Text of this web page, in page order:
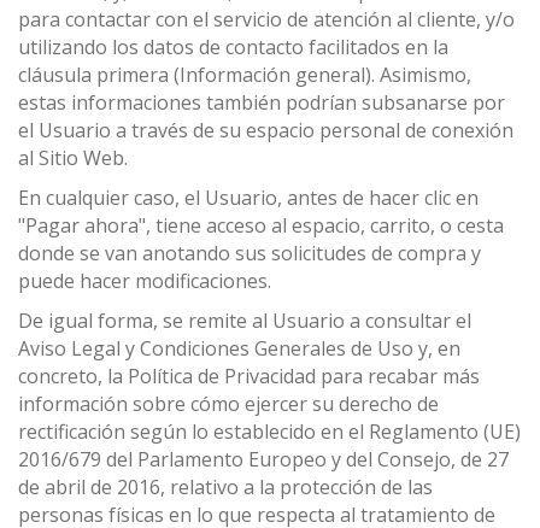
para contactar con el servicio de atención al cliente, y/o
utilizando los datos de contacto facilitados en la
cláusula primera (Información general). Asimismo,
estas informaciones también podrían subsanarse por
el Usuario a través de su espacio personal de conexión
al Sitio Web.
En cualquier caso, el Usuario, antes de hacer clic en
"Pagar ahora", tiene acceso al espacio, carrito, o cesta
donde se van anotando sus solicitudes de compra y
puede hacer modificaciones.
De igual forma, se remite al Usuario a consultar el
Aviso Legal y Condiciones Generales de Uso y, en
concreto, la Política de Privacidad para recabar más
información sobre cómo ejercer su derecho de
rectificación según lo establecido en el Reglamento (UE)
2016/679 del Parlamento Europeo y del Consejo, de 27
de abril de 2016, relativo a la protección de las
personas físicas en lo que respecta al tratamiento de